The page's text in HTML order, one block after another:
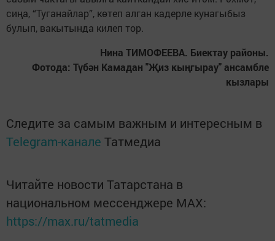
сиңа, “Туганайлар”, көтеп алган кадерле кунагыбыз
булып, вакытында килеп тор.
Нина ТИМОФЕЕВА. Биектау районы.
Фотода: Түбән Камадан "Җиз кыңгырау" ансамбле
кызлары
Следите за самым важным и интересным в
Telegram-канале Татмедиа
Читайте новости Татарстана в
национальном мессенджере MАХ:
https://max.ru/tatmedia